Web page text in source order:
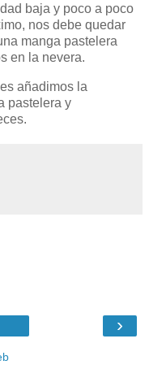
baja y poco a poco
nos debe quedar
manga pastelera
en la nevera.
añadimos la
pastelera y
›